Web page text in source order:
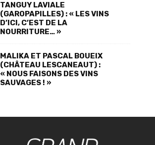
TANGUY LAVIALE
(GAROPAPILLES) : « LES VINS
D’ICI, C’EST DE LA
NOURRITURE… »
MALIKA ET PASCAL BOUEIX
(CHÂTEAU LESCANEAUT) :
« NOUS FAISONS DES VINS
SAUVAGES ! »